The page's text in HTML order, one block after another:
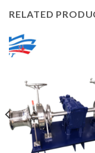
RELATED